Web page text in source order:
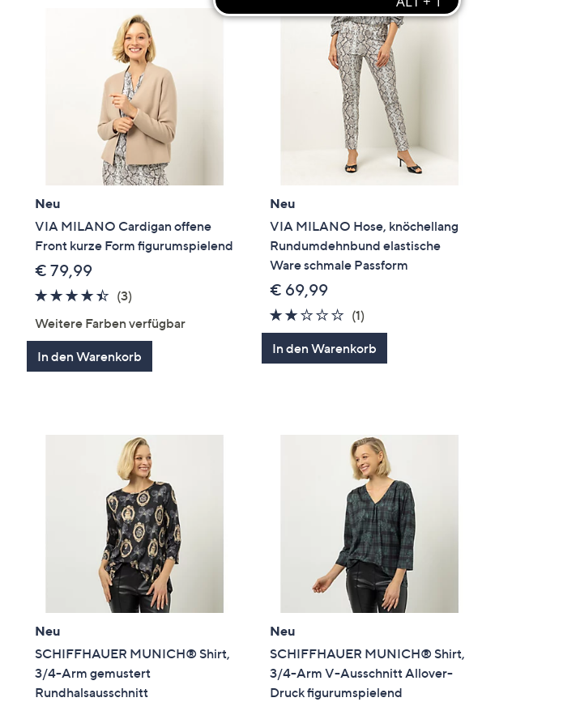
Neu
VIA MILANO Cardigan offene
Front kurze Form figurumspielend
€ 79,99
4.3
(3)
Weitere Farben verfügbar
In den Warenkorb
Neu
VIA MILANO Hose, knöchellang
Rundumdehnbund elastische
Ware schmale Passform
€ 69,99
2.0
von
5
(1)
Bewertungen
In den Warenkorb
Neu
SCHIFFHAUER MUNICH® Shirt,
3/4-Arm gemustert
Rundhalsausschnitt
Neu
SCHIFFHAUER MUNICH® Shirt,
3/4-Arm V-Ausschnitt Allover-
Druck figurumspielend